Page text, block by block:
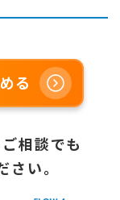
る
相談でも
い。